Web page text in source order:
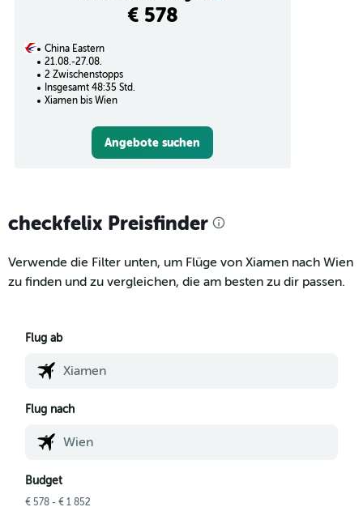
€ 578
China Eastern
21.08.-27.08.
2 Zwischenstopps
Insgesamt 48:35 Std.
Xiamen bis Wien
Angebote suchen
checkfelix Preisfinder
Verwende die Filter unten, um Flüge von Xiamen nach Wien
zu finden und zu vergleichen, die am besten zu dir passen.
Flug ab
Flug nach
Budget
€ 578 - € 1 852